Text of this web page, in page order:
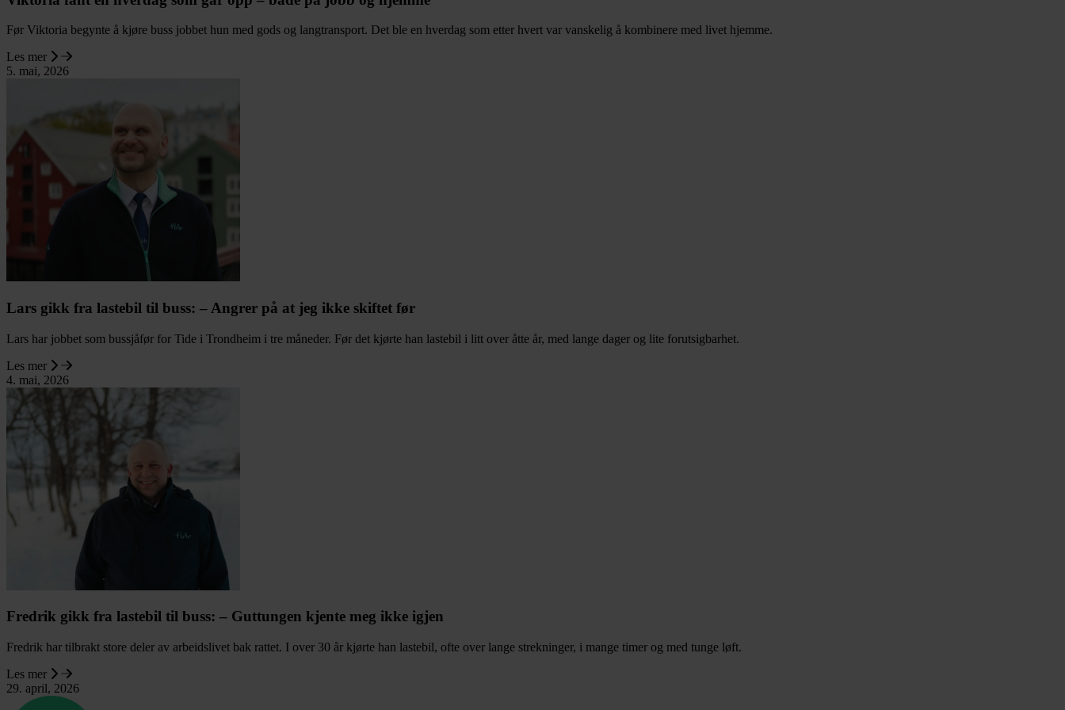
Før Viktoria begynte å kjøre buss jobbet hun med gods og langtransport. Det ble en hverdag som etter hvert var vanskelig å kombinere med livet hjemme.
Les mer
5. mai, 2026
Lars gikk fra lastebil til buss: – Angrer på at jeg ikke skiftet før
Lars har jobbet som bussjåfør for Tide i Trondheim i tre måneder. Før det kjørte han lastebil i litt over åtte år, med lange dager og lite forutsigbarhet.
Les mer
4. mai, 2026
Fredrik gikk fra lastebil til buss: – Guttungen kjente meg ikke igjen
Fredrik har tilbrakt store deler av arbeidslivet bak rattet. I over 30 år kjørte han lastebil, ofte over lange strekninger, i mange timer og med tunge løft.
Les mer
29. april, 2026